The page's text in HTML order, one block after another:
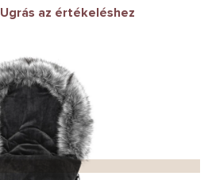
Ugrás az értékeléshez